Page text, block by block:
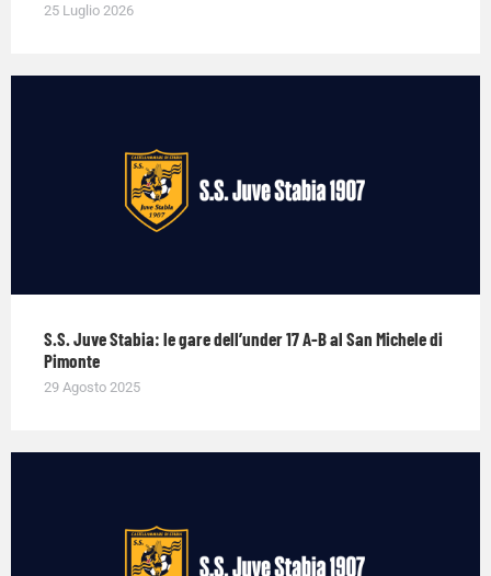
25 Luglio 2026
S.S. Juve Stabia: le gare dell’under 17 A-B al San Michele di
Pimonte
29 Agosto 2025